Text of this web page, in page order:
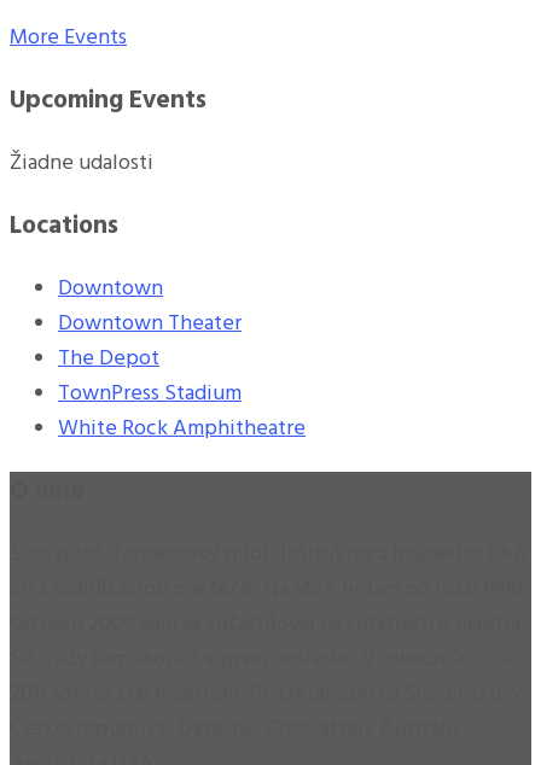
More Events
Upcoming Events
Žiadne udalosti
Locations
Downtown
Downtown Theater
The Depot
TownPress Stadium
White Rock Amphitheatre